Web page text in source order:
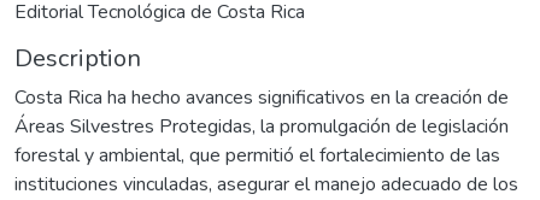
Editorial Tecnológica de Costa Rica
Description
Costa Rica ha hecho avances significativos en la creación de
Áreas Silvestres Protegidas, la promulgación de legislación
forestal y ambiental, que permitió el fortalecimiento de las
instituciones vinculadas, asegurar el manejo adecuado de los